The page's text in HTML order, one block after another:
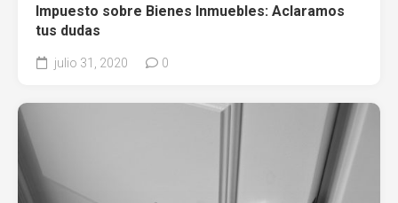
Impuesto sobre Bienes Inmuebles: Aclaramos
tus dudas
julio 31, 2020 0